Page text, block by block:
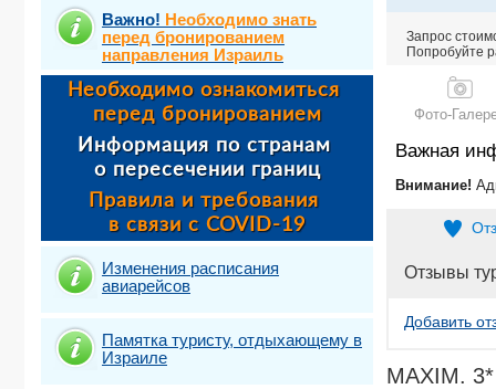
Важно! Необходимо знать
перед бронированием
направления Израиль
Изменения расписания
авиарейсов
Памятка туристу, отдыхающему в
Израиле
Запрос
Попробуйте
Фото-
Важная
Внимание!
Отзывы
Добавить
MAXIM.